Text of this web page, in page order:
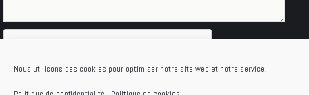
Nous utilisons des cookies pour optimiser notre site web et notre service.